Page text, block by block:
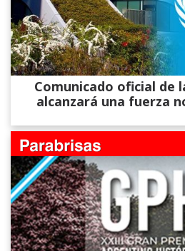
Comunicado oficial de
alcanzará una fuerza